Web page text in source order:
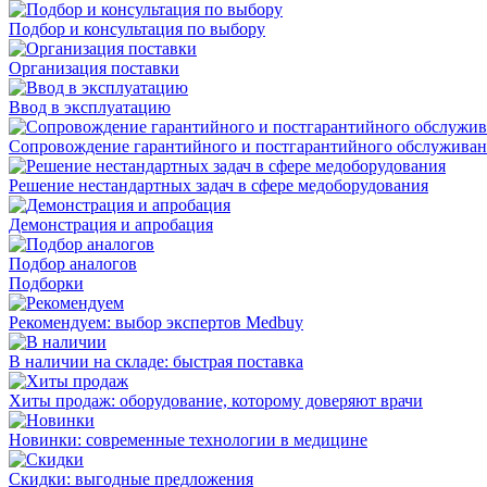
Подбор и консультация по выбору
Организация поставки
Ввод в эксплуатацию
Сопровождение гарантийного и постгарантийного
Решение нестандартных задач в сфере медоборудования
Демонстрация и апробация
Подбор аналогов
Подборки
Рекомендуем: выбор экспертов Medbuy
В наличии на складе: быстрая поставка
Хиты продаж: оборудование, которому доверяют врачи
Новинки: современные технологии в медицине
Скидки: выгодные предложения